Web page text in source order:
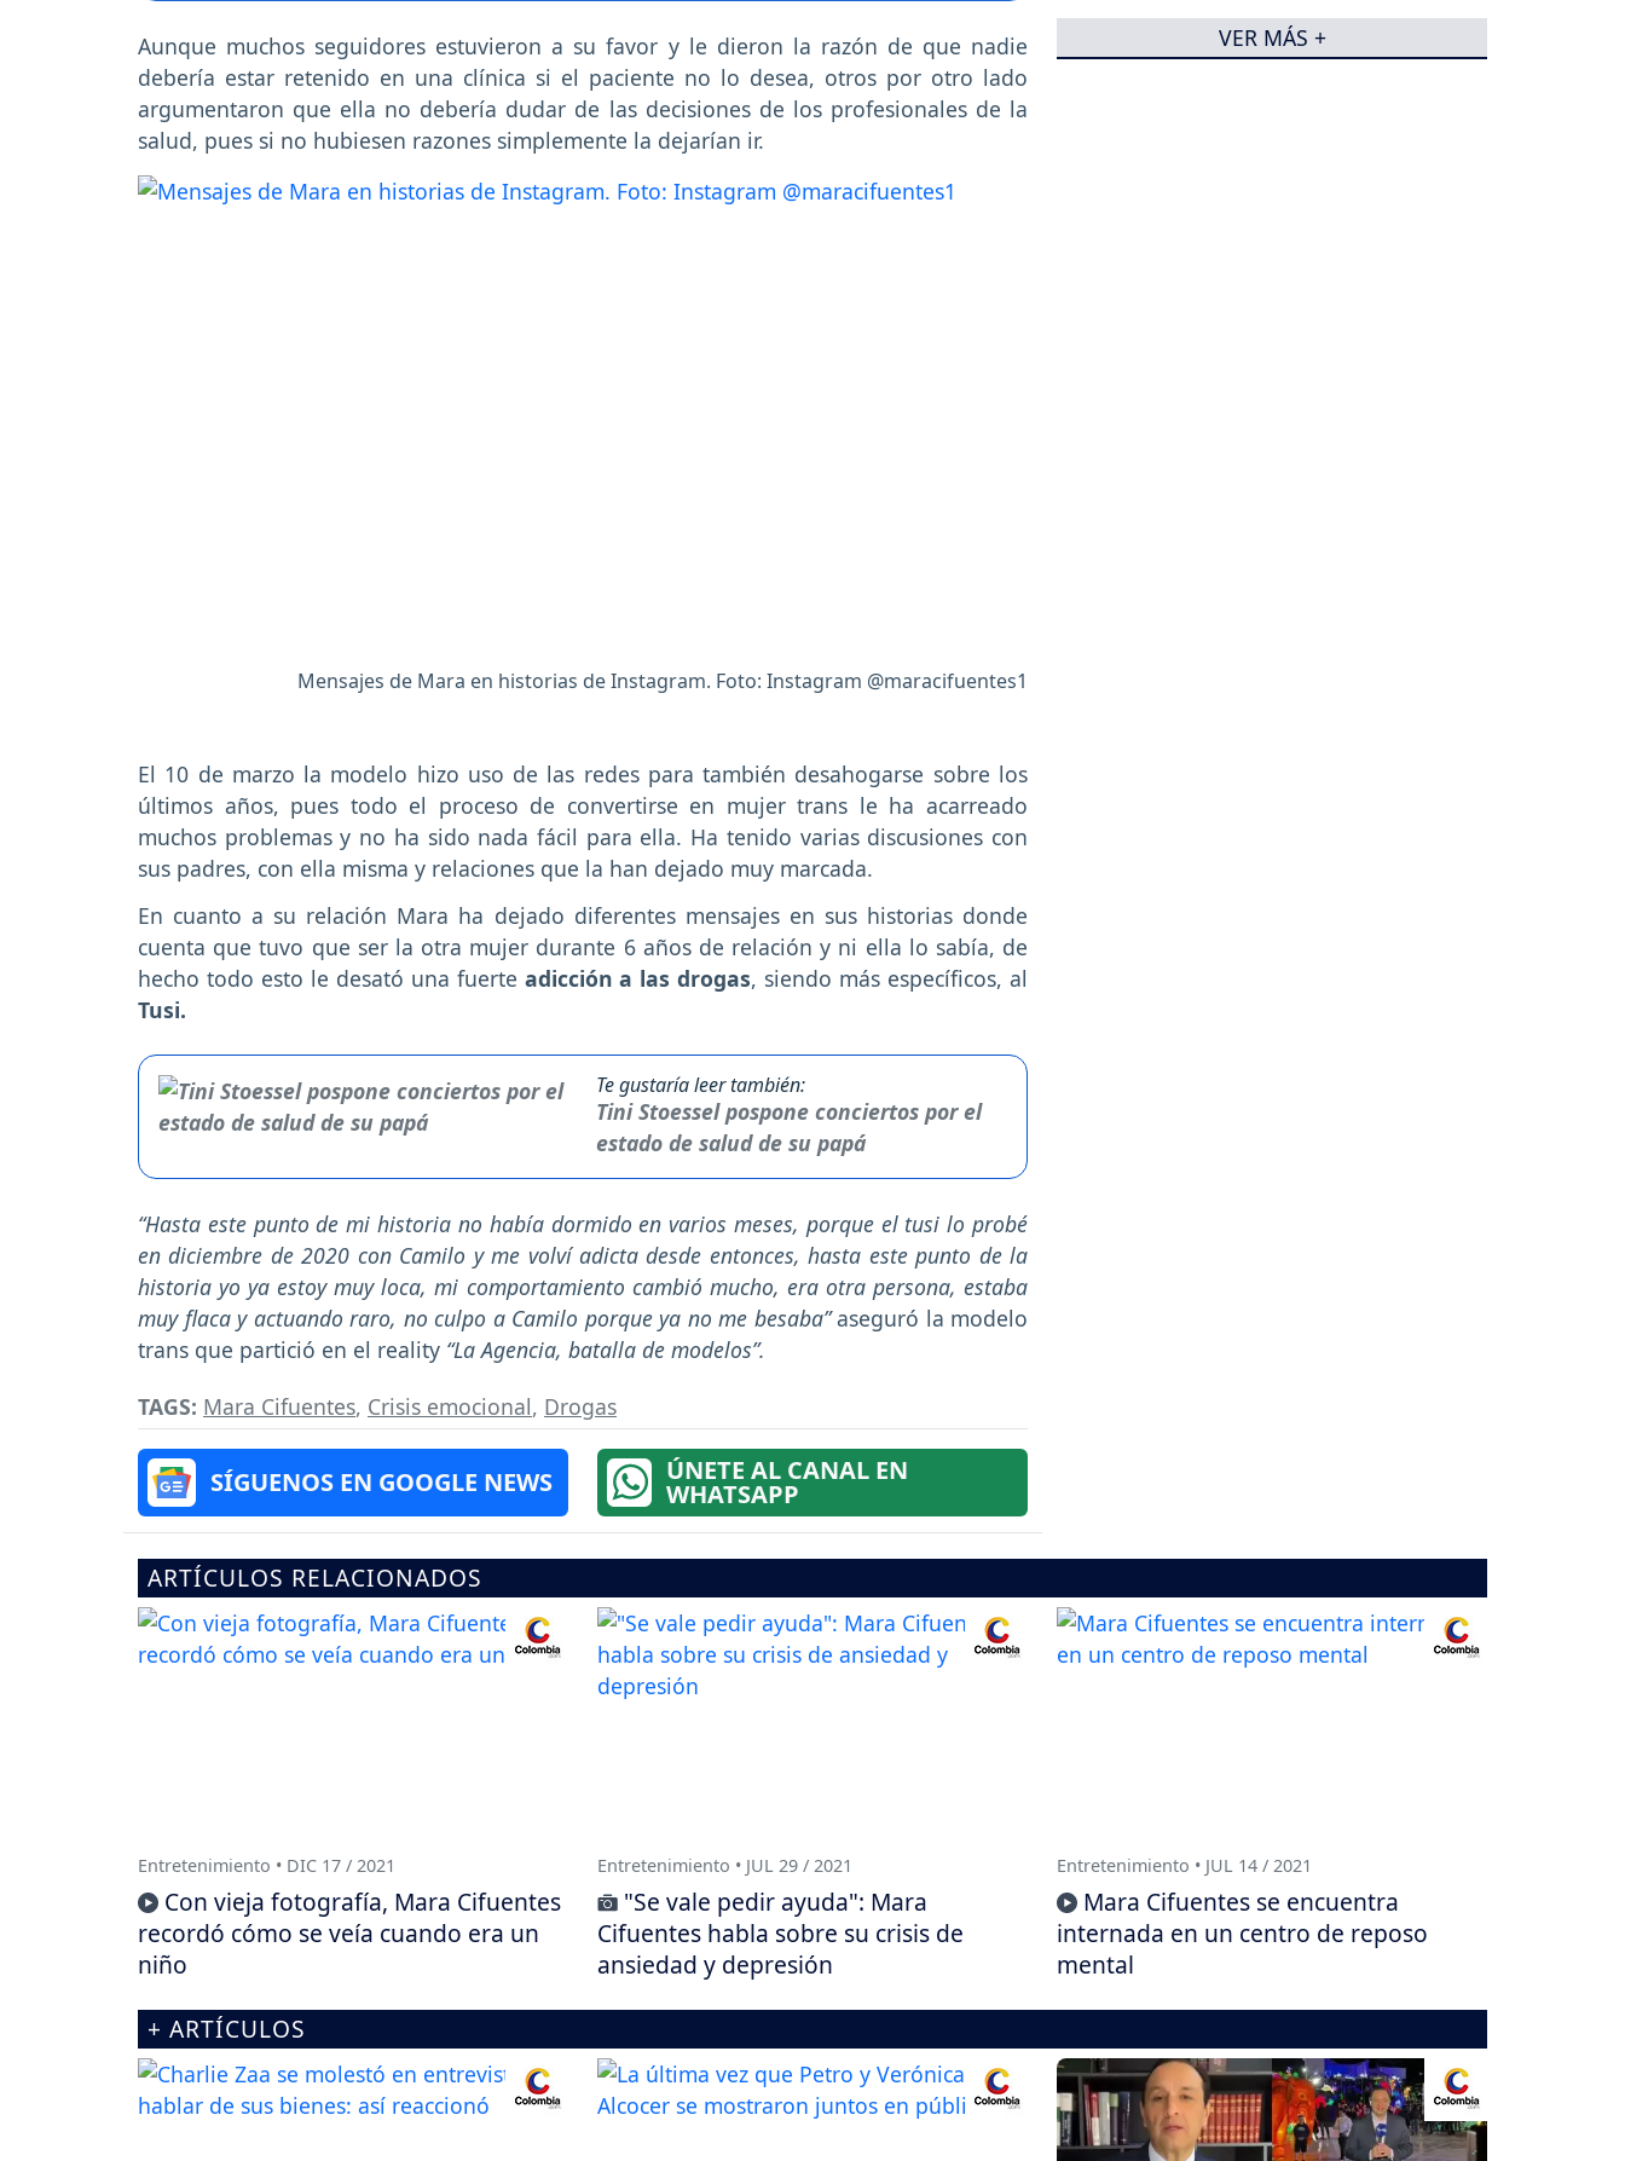
Aunque muchos seguidores estuvieron a su favor y le dieron la razón de que nadie
debería estar retenido en una clínica si el paciente no lo desea, otros por otro lado
argumentaron que ella no debería dudar de las decisiones de los profesionales de la
salud, pues si no hubiesen razones simplemente la dejarían ir.
Mensajes de Mara en historias de Instagram. Foto: Instagram @maracifuentes1
El 10 de marzo la modelo hizo uso de las redes para también desahogarse sobre los
últimos años, pues todo el proceso de convertirse en mujer trans le ha acarreado
muchos problemas y no ha sido nada fácil para ella. Ha tenido varias discusiones con
sus padres, con ella misma y relaciones que la han dejado muy marcada.
En cuanto a su relación Mara ha dejado diferentes mensajes en sus historias donde
cuenta que tuvo que ser la otra mujer durante 6 años de relación y ni ella lo sabía, de
hecho todo esto le desató una fuerte adicción a las drogas, siendo más específicos, al
Tusi.
Te gustaría leer también:
Tini Stoessel pospone conciertos por el
estado de salud de su papá
“Hasta este punto de mi historia no había dormido en varios meses, porque el tusi lo probé
en diciembre de 2020 con Camilo y me volví adicta desde entonces, hasta este punto de la
historia yo ya estoy muy loca, mi comportamiento cambió mucho, era otra persona, estaba
muy flaca y actuando raro, no culpo a Camilo porque ya no me besaba”aseguró la modelo
trans que partició en el reality “La Agencia, batalla de modelos”.
TAGS: Mara Cifuentes, Crisis emocional, Drogas
SÍGUENOS EN GOOGLE NEWS ÚNETE AL CANAL EN
WHATSAPP
VER MÁS +
ARTÍCULOS RELACIONADOS
Entretenimiento • DIC 17 / 2021
Con vieja fotografía, Mara Cifuentes
recordó cómo se veía cuando era un
niño
Entretenimiento • JUL 29 / 2021
"Se vale pedir ayuda": Mara
Cifuentes habla sobre su crisis de
ansiedad y depresión
Entretenimiento • JUL 14 / 2021
Mara Cifuentes se encuentra
internada en un centro de reposo
mental
+ ARTÍCULOS